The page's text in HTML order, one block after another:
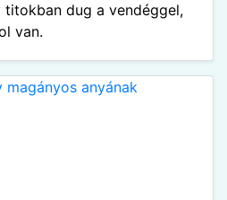
titokban dug a vendéggel,
van.